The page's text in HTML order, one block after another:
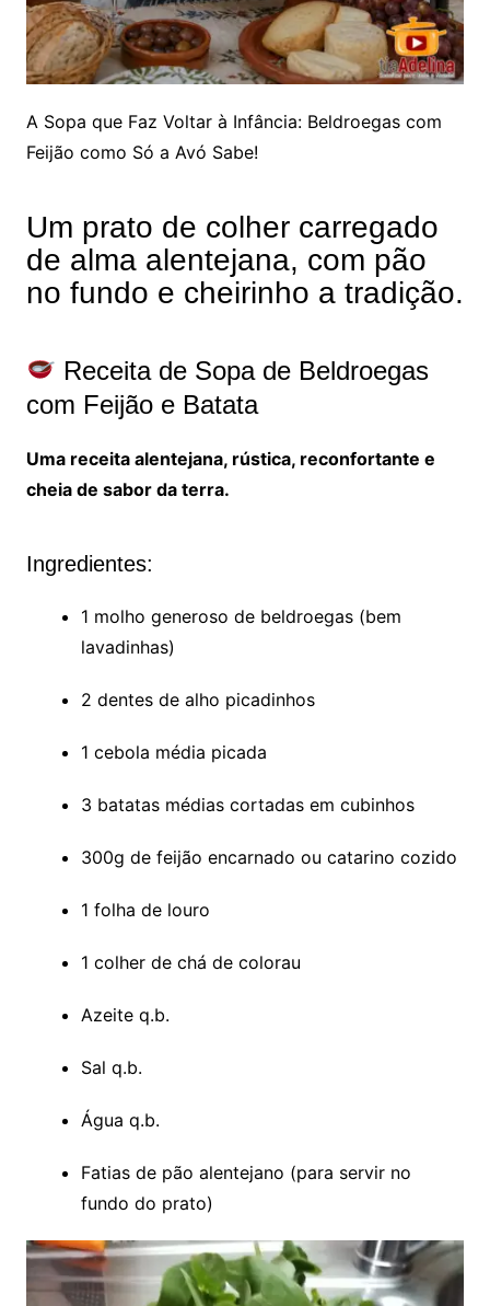
A Sopa que Faz Voltar à Infância: Beldroegas com
Feijão como Só a Avó Sabe!
Um prato de colher carregado
de alma alentejana, com pão
no fundo e cheirinho a tradição.
Receita de Sopa de Beldroegas
com Feijão e Batata
Uma receita alentejana, rústica, reconfortante e
cheia de sabor da terra.
Ingredientes:
1 molho generoso de beldroegas (bem
lavadinhas)
2 dentes de alho picadinhos
1 cebola média picada
3 batatas médias cortadas em cubinhos
300g de feijão encarnado ou catarino cozido
1 folha de louro
1 colher de chá de colorau
Azeite q.b.
Sal q.b.
Água q.b.
Fatias de pão alentejano (para servir no
fundo do prato)